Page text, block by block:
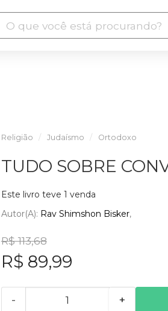
Religião Judaísmo Ortodoxo
TUDO SOBRE
Este livro teve 1 venda
Autor(a): Rav Shimshon Bisker
R$ 113,68
R$ 89,99
- +